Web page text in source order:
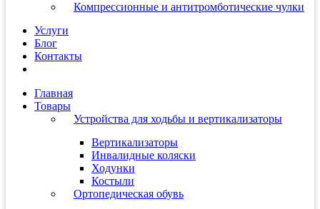
Компрессионные и антитромботические чулки
Услуги
Блог
Контакты
Главная
Товары
Устройства для ходьбы и вертикализаторы
Вертикализаторы
Инвалидные коляски
Ходунки
Костыли
Ортопедическая обувь